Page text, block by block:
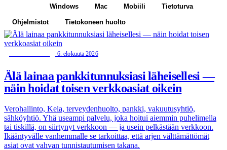
Windows Mac Mobiili Tietoturva
Ohjelmistot Tietokoneen huolto
6. elokuuta 2026
Älä lainaa pankkitunnuksiasi läheisellesi —
näin hoidat toisen verkkoasiat oikein
Verohallinto, Kela, terveydenhuolto, pankki, vakuutusyhtiö,
sähköyhtiö. Yhä useampi palvelu, joka hoitui aiemmin puhelimella
tai tiskillä, on siirtynyt verkkoon — ja usein pelkästään verkkoon.
Ikääntyvälle vanhemmalle se tarkoittaa, että arjen välttämättömät
asiat ovat vahvan tunnistautumisen takana.